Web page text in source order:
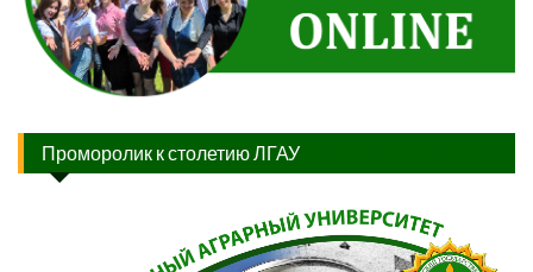
Проморолик к столетию ЛГАУ